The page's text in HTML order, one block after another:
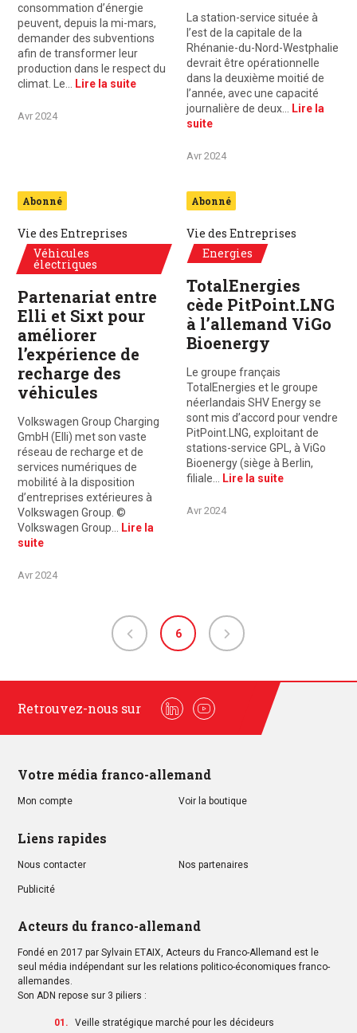
consommation d’énergie
peuvent, depuis la mi-mars,
demander des subventions
afin de transformer leur
production dans le respect du
climat. Le…
Lire la suite
Avr 2024
La station-service située à
l’est de la capitale de la
Rhénanie-du-Nord-Westphalie
devrait être opérationnelle
dans la deuxième moitié de
l’année, avec une capacité
journalière de deux…
Lire la
suite
Avr 2024
Abonné
Vie des Entreprises
Véhicules
électriques
Partenariat entre
Elli et Sixt pour
améliorer
l’expérience de
recharge des
véhicules
Volkswagen Group Charging
GmbH (Elli) met son vaste
réseau de recharge et de
services numériques de
mobilité à la disposition
d’entreprises extérieures à
Volkswagen Group. ©
Volkswagen Group…
Lire la
suite
Avr 2024
Abonné
Vie des Entreprises
Energies
TotalEnergies
cède PitPoint.LNG
à l’allemand ViGo
Bioenergy
Le groupe français
TotalEnergies et le groupe
néerlandais SHV Energy se
sont mis d’accord pour vendre
PitPoint.LNG, exploitant de
stations-service GPL, à ViGo
Bioenergy (siège à Berlin,
filiale…
Lire la suite
Avr 2024
6
Retrouvez-nous sur
LinkedinYoutube
Votre média franco-allemand
Mon compte Voir la boutique
Liens rapides
Nous contacter Nos partenaires
Publicité
Acteurs du franco-allemand
Fondé en 2017 par Sylvain ETAIX, Acteurs du Franco-Allemand est le
seul média indépendant sur les relations politico-économiques franco-
allemandes.
Son ADN repose sur 3 piliers :
Veille stratégique marché pour les décideurs